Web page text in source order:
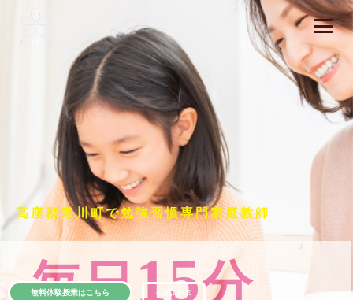
高座郡寒川町で勉強習慣専門家庭教師
毎日15分
無料体験授業はこちら 公式LINE